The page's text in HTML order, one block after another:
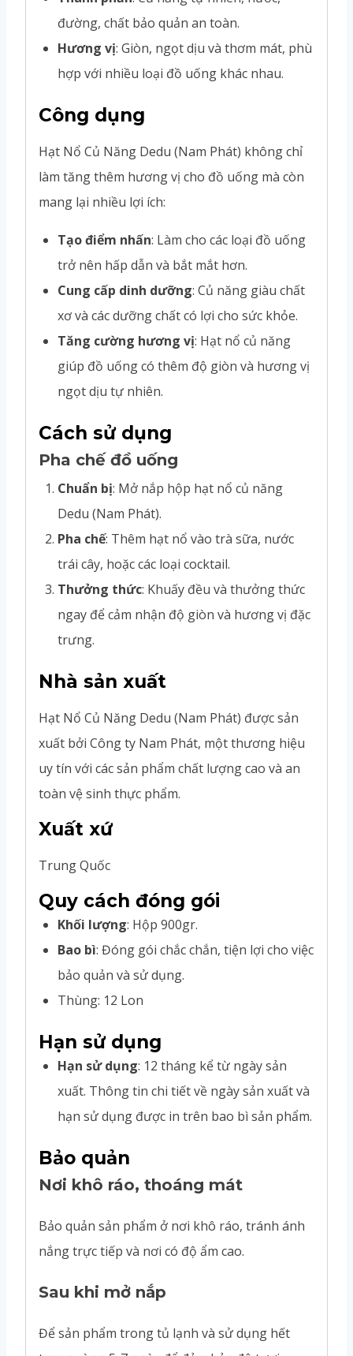
đường, chất bảo quản an toàn.
Hương vị: Giòn, ngọt dịu và thơm mát, phù
hợp với nhiều loại đồ uống khác nhau.
Công dụng
Hạt Nổ Củ Năng Dedu (Nam Phát) không chỉ
làm tăng thêm hương vị cho đồ uống mà còn
mang lại nhiều lợi ích:
Tạo điểm nhấn: Làm cho các loại đồ uống
trở nên hấp dẫn và bắt mắt hơn.
Cung cấp dinh dưỡng: Củ năng giàu chất
xơ và các dưỡng chất có lợi cho sức khỏe.
Tăng cường hương vị: Hạt nổ củ năng
giúp đồ uống có thêm độ giòn và hương vị
ngọt dịu tự nhiên.
Cách sử dụng
Pha chế đồ uống
Chuẩn bị: Mở nắp hộp hạt nổ củ năng
Dedu (Nam Phát).
Pha chế: Thêm hạt nổ vào trà sữa, nước
trái cây, hoặc các loại cocktail.
Thưởng thức: Khuấy đều và thưởng thức
ngay để cảm nhận độ giòn và hương vị đặc
trưng.
Nhà sản xuất
Hạt Nổ Củ Năng Dedu (Nam Phát) được sản
xuất bởi Công ty Nam Phát, một thương hiệu
uy tín với các sản phẩm chất lượng cao và an
toàn vệ sinh thực phẩm.
Xuất xứ
Trung Quốc
Quy cách đóng gói
Khối lượng: Hộp 900gr.
Bao bì: Đóng gói chắc chắn, tiện lợi cho việc
bảo quản và sử dụng.
Thùng: 12 Lon
Hạn sử dụng
Hạn sử dụng: 12 tháng kể từ ngày sản
xuất. Thông tin chi tiết về ngày sản xuất và
hạn sử dụng được in trên bao bì sản phẩm.
Bảo quản
Nơi khô ráo, thoáng mát
Bảo quản sản phẩm ở nơi khô ráo, tránh ánh
nắng trực tiếp và nơi có độ ẩm cao.
Sau khi mở nắp
Để sản phẩm trong tủ lạnh và sử dụng hết